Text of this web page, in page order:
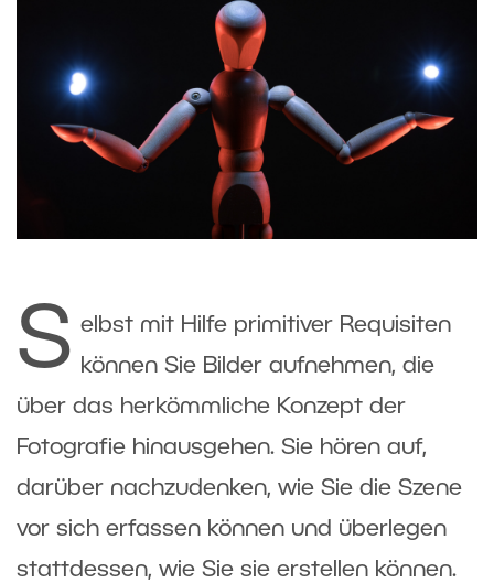
S elbst mit Hilfe primitiver Requisiten
können Sie Bilder aufnehmen, die
über das herkömmliche Konzept der
Fotografie hinausgehen. Sie hören auf,
darüber nachzudenken, wie Sie die Szene
vor sich erfassen können und überlegen
stattdessen, wie Sie sie erstellen können.